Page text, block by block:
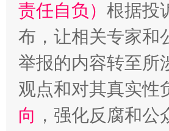
责任自负） 根据投
布，让相关专家和
举报的内容转至所
观点和对其真实性
向 ，强化反腐和